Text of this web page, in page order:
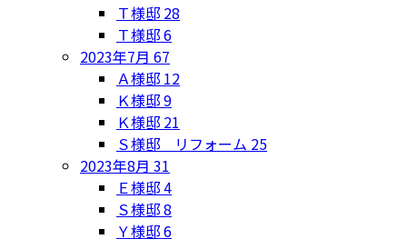
Ｔ様邸 28
Ｔ様邸6
2023年7月 67
Ａ様邸 12
Ｋ様邸9
Ｋ様邸 21
Ｓ様邸 リフォーム 25
2023年8月 31
Ｅ様邸4
Ｓ様邸8
Ｙ様邸6